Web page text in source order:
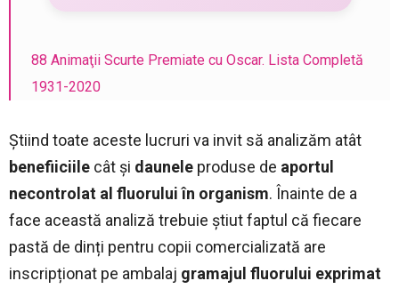
88 Animaţii Scurte Premiate cu Oscar. Lista Completă
1931-2020
Știind toate aceste lucruri va invit să analizăm atât
benefiiciile cât și daunele produse de aportul
necontrolat al fluorului în organism. Înainte de a
face această analiză trebuie știut faptul că fiecare
pastă de dinți pentru copii comercializată are
inscripționat pe ambalaj gramajul fluorului exprimat